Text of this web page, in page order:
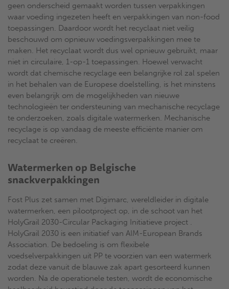
geen onderscheid gemaakt worden tussen verpakkingen
waar voeding ingezeten heeft en verpakkingen van non-food
toepassingen. Daardoor wordt het recyclaat niet veilig
beschouwd om opnieuw voedingsverpakkingen mee te
maken. Het recyclaat wordt dus wel opnieuw gebruikt, maar
niet in circulaire, 1-op-1 toepassingen. Hoewel verwacht
wordt dat chemische recyclage een belangrijke rol zal spelen
in het behalen van de Europese doelstelling, is het minstens
even belangrijk om de mogelijkheden van nieuwe
technologieën ter ondersteuning van mechanische recyclage
te onderzoeken, zoals digitale watermerken. Mechanische
recyclage is op vandaag de meeste efficiënte manier om
recyclaat te creëren.
Watermerken op Belgische
snackverpakkingen
Fost Plus zet samen met Digimarc, wereldleider in digitale
watermerken, een pilootproject op, in de schoot van het
HolyGrail 2030-Circular Packaging Initiatieve project .
HolyGrail 2030 is een initiatief van AIM-European Brands
Association. De bedoeling is om flexibele
voedselverpakkingen uit PP te voorzien van een watermerk
zodat deze vanuit de blauwe zak apart gesorteerd kunnen
worden. Na de operationele testen, wordt de economische